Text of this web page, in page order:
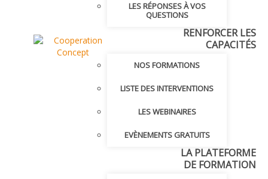
LES RÉPONSES À VOS
QUESTIONS
RENFORCER LES
CAPACITÉS
NOS FORMATIONS
LISTE DES INTERVENTIONS
LES WEBINAIRES
EVÈNEMENTS GRATUITS
LA PLATEFORME
DE FORMATION